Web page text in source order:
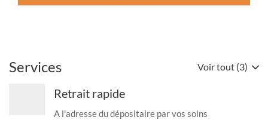
Services Voir tout (3)
Retrait rapide
A l'adresse du dépositaire par vos soins